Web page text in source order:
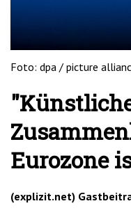
Foto: dpa / picture
Eurozone
(explizit.net)